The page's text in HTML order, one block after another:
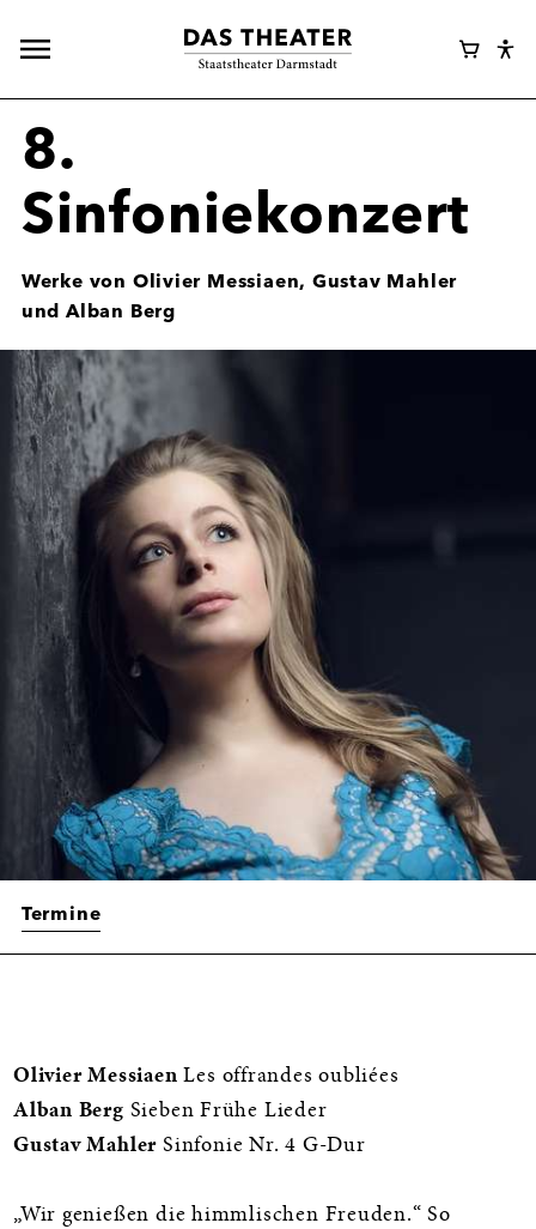
Hauptnavigation
Webshop
8.
Sinfoniekonzert
Werke von Olivier Messiaen, Gustav Mahler
und Alban Berg
Termine
Informationen
Olivier Messiaen Les offrandes oubliées
Alban Berg Sieben Frühe Lieder
Gustav Mahler Sinfonie Nr. 4 G-Dur
„Wir genießen die himmlischen Freuden.“ So